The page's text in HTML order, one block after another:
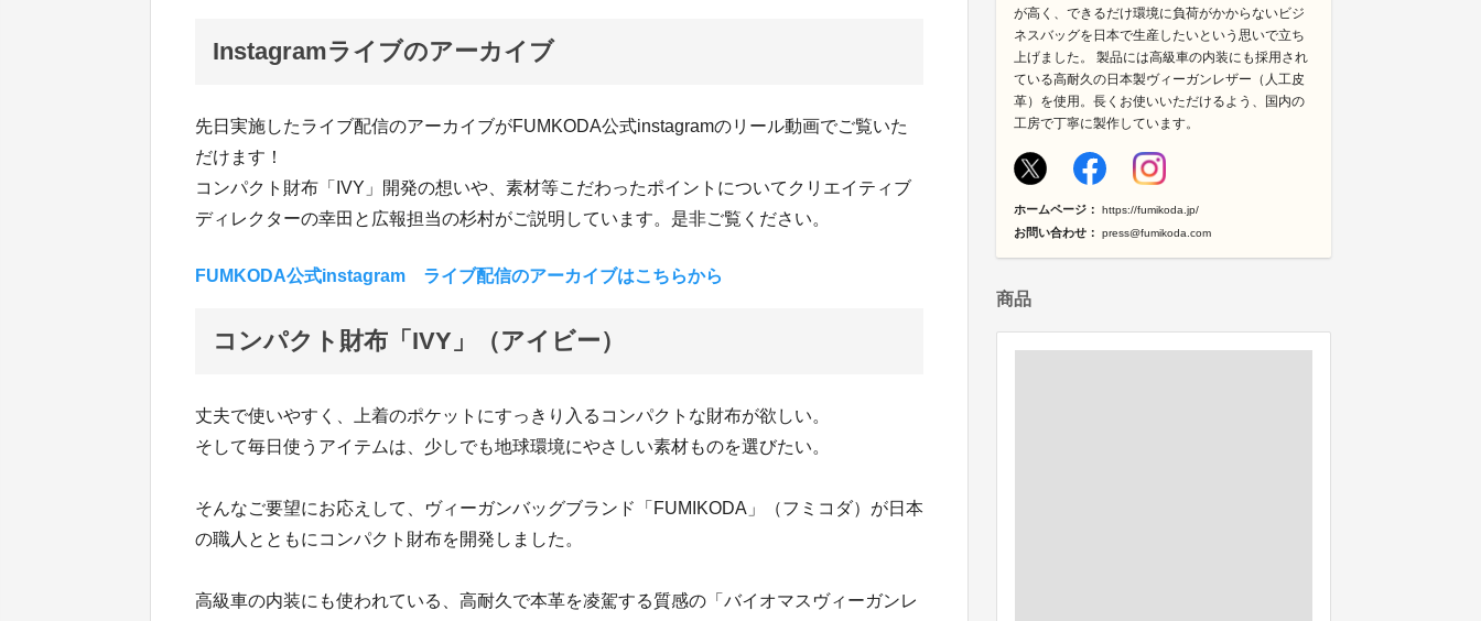
Instagramライブのアーカイブ
先日実施したライブ配信のアーカイブがFUMKODA公式instagramのリール動画でご覧いた
だけます！
コンパクト財布「IVY」開発の想いや、素材等こだわったポイントについてクリエイティブ
ディレクターの幸田と広報担当の杉村がご説明しています。是非ご覧ください。
FUMKODA公式instagram ライブ配信のアーカイブはこちらから
コンパクト財布「IVY」（アイビー）
丈夫で使いやすく、上着のポケットにすっきり入るコンパクトな財布が欲しい。
そして毎日使うアイテムは、少しでも地球環境にやさしい素材ものを選びたい。
そんなご要望にお応えして、ヴィーガンバッグブランド「FUMIKODA」（フミコダ）が日本
の職人とともにコンパクト財布を開発しました。
高級車の内装にも使われている、高耐久で本革を凌駕する質感の「バイオマスヴィーガンレ
が高く、できるだけ環境に負荷がかからないビジ
ネスバッグを日本で生産したいという思いで立ち
上げました。 製品には高級車の内装にも採用され
ている高耐久の日本製ヴィーガンレザー（人工皮
革）を使用。長くお使いいただけるよう、国内の
工房で丁寧に製作しています。
ホームページ： https://fumikoda.jp/
お問い合わせ： press@fumikoda.com
商品